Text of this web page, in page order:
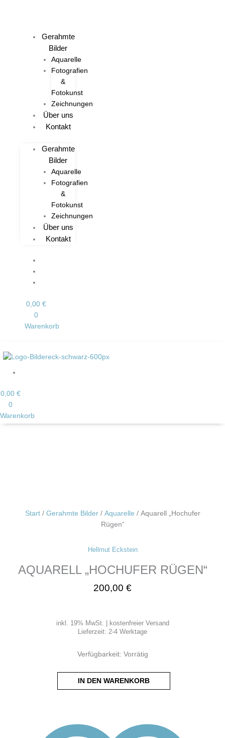
Gerahmte
Bilder
Aquarelle
Fotografien
&
Fotokunst
Zeichnungen
Über uns
Kontakt
Gerahmte
Bilder
Aquarelle
Fotografien
&
Fotokunst
Zeichnungen
Über uns
Kontakt
0,00€
0
Warenkorb
0,00 €
0
Warenkorb
Start/ Gerahmte Bilder/ Aquarelle / Aquarell „Hochufer
Rügen“
Hellmut Eckstein
AQUARELL „HOCHUFER RÜGEN“
200,00 €
inkl. 19% MwSt. | kostenfreier Versand
Lieferzeit: 2-4 Werktage
Verfügbarkeit: Vorrätig
Menge
IN DEN WARENKORB